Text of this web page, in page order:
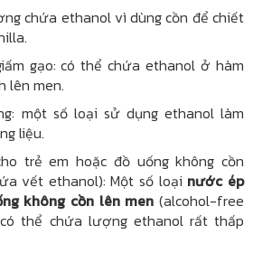
chứa ethanol vì dùng cồn để chiết
gạo: có thể chứa ethanol ở hàm
lên men.
một số loại sử dụng ethanol làm
liệu.
trẻ em hoặc đồ uống không cồn
vết ethanol): Một số loại nước ép
không cồn lên men (alcohol-free
có thể chứa lượng ethanol rất thấp